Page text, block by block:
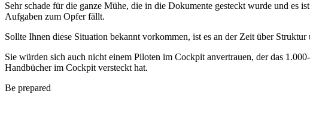
Sehr schade für die ganze Mühe, die in die Dokumente gesteckt wurde und es
Aufgaben zum Opfer fällt.
Sollte Ihnen diese Situation bekannt vorkommen, ist es an der Zeit über
Sie würden sich auch nicht einem Piloten im Cockpit anvertrauen, der das
Handbücher im Cockpit versteckt hat.
Be prepared